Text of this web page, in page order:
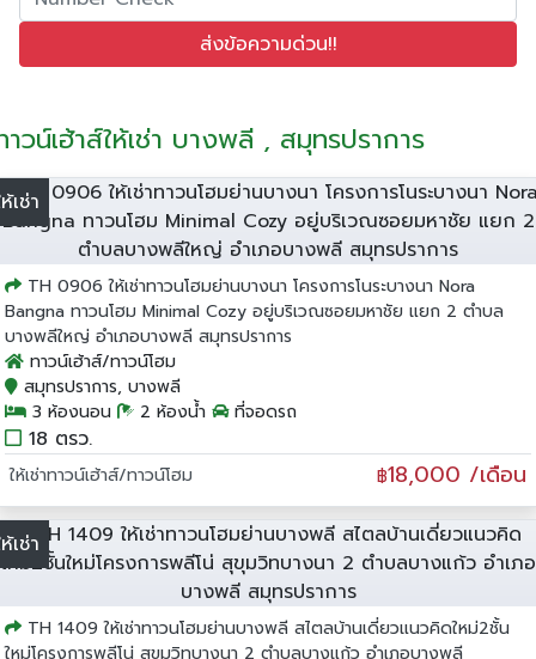
าวน์เฮ้าส์ให้เช่า บางพลี , สมุทรปราการ
เช่า
TH 0906 ให้เช่าทาวนโฮมย่านบางนา โครงการโนระบางนา Nora
Bangna ทาวนโฮม Minimal Cozy อยู่บริเวณซอยมหาชัย แยก 2 ตำบล
บางพลีใหญ่ อำเภอบางพลี สมุทรปราการ
ทาวน์เฮ้าส์/ทาวน์โฮม
สมุทรปราการ, บางพลี
3 ห้องนอน
2 ห้องน้ำ ที่จอดรถ
18 ตรว.
ให้เช่าทาวน์เฮ้าส์/ทาวน์โฮม ฿18,000 /เดือน
เช่า
TH 1409 ให้เช่าทาวนโฮมย่านบางพลี สไตลบ้านเดี่ยวแนวคิดใหม่2ชั้น
ใหม่โครงการพลีโน่ สุขุมวิทบางนา 2 ตำบลบางแก้ว อำเภอบางพลี